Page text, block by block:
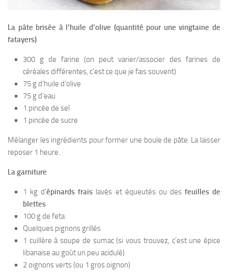
La pâte brisée à l’huile d’olive (quantité pour une vingtaine de
fatayers)
300 g de farine (on peut varier/associer des farines de
céréales différentes, c’est ce que je fais souvent)
75 g d’huile d’olive
75 g d’eau
1 pincée de sel
1 pincée de sucre
Mélanger les ingrédients pour former une boule de pâte. La laisser
reposer 1 heure.
La garniture
1 kg d’épinards frais lavés et équeutés ou des feuilles de
blettes
100 g de feta
Quelques pignons grillés
1 cuillère à soupe de sumac (si vous trouvez, c’est une épice
libanaise au goût un peu acidulé)
2 oignons verts (ou 1 gros oignon)